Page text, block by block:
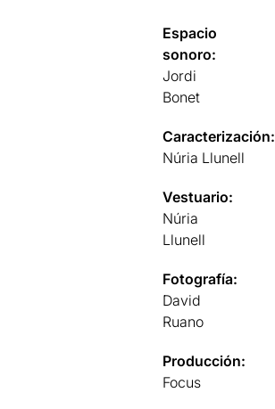
Espacio
sonoro:
Jordi
Bonet
Caracterización:
Núria Llunell
Vestuario:
Núria
Llunell
Fotografía:
David
Ruano
Producción:
Focus